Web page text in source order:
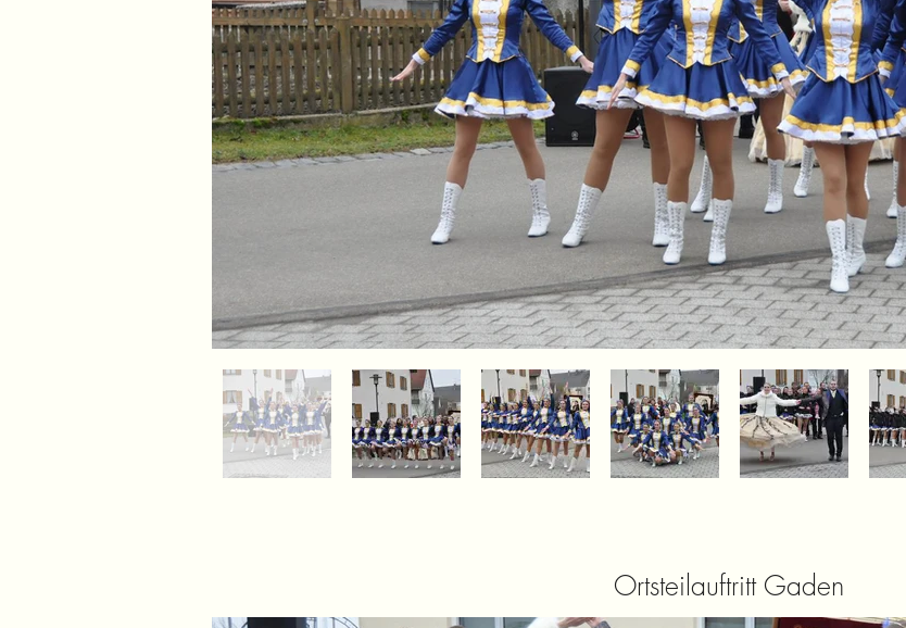
Ortsteilauftritt Gaden